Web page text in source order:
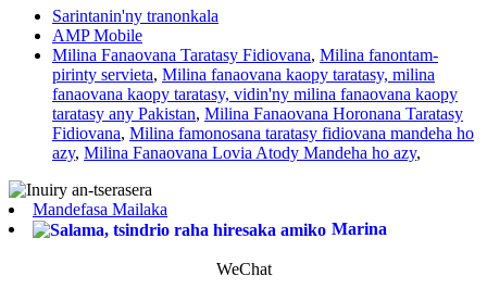
Sarintanin'ny tranonkala
AMP Mobile
Milina Fanaovana Taratasy Fidiovana, Milina fanontam-
pirinty servieta, Milina fanaovana kaopy taratasy, milina
fanaovana kaopy taratasy, vidin'ny milina fanaovana kaopy
taratasy any Pakistan, Milina Fanaovana Horonana Taratasy
Fidiovana, Milina famonosana taratasy fidiovana mandeha ho
azy, Milina Fanaovana Lovia Atody Mandeha ho azy,
Mandefasa Mailaka
Marina
WeChat